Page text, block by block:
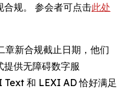
合规。 参会者可点击此处
章新合规截止日期，他们
供无障碍数字服
和 LEXI AD 恰好满足